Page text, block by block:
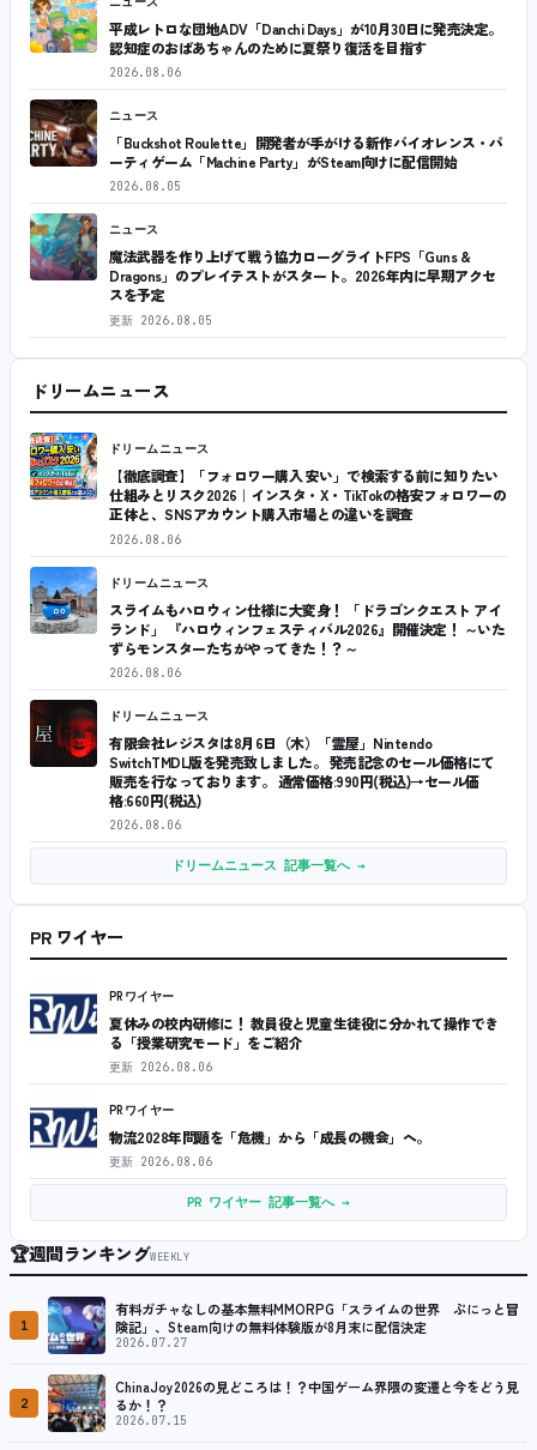
平成レトロな団地ADV「Danchi Days」が10月30日に発売決定。
認知症のおばあちゃんのために夏祭り復活を目指す
2026.08.06
ニュース
「Buckshot Roulette」開発者が手がける新作バイオレンス・パ
ーティゲーム「Machine Party」がSteam向けに配信開始
2026.08.05
ニュース
魔法武器を作り上げて戦う協力ローグライトFPS「Guns &
Dragons」のプレイテストがスタート。2026年内に早期アクセ
スを予定
更新 2026.08.05
ドリームニュース
ドリームニュース
【徹底調査】「フォロワー購入 安い」で検索する前に知りたい
仕組みとリスク2026｜インスタ・X・TikTokの格安フォロワーの
正体と、SNSアカウント購入市場との違いを調査
2026.08.06
ドリームニュース
スライムもハロウィン仕様に大変身！ 「ドラゴンクエスト アイ
ランド」 『ハロウィンフェスティバル2026』開催決定！ ～いた
ずらモンスターたちがやってきた！？～
2026.08.06
ドリームニュース
有限会社レジスタは8月6日（木）「霊屋」Nintendo
SwitchTMDL版を発売致しました。 発売記念のセール価格にて
販売を行なっております。 通常価格:990円(税込)→セール価
格:660円(税込)
2026.08.06
ドリームニュース 記事一覧へ →
PR ワイヤー
PRワイヤー
夏休みの校内研修に！ 教員役と児童生徒役に分かれて操作でき
る「授業研究モード」をご紹介
更新 2026.08.06
PRワイヤー
物流2028年問題を「危機」から「成長の機会」へ。
更新 2026.08.06
PR ワイヤー 記事一覧へ →
🏆週間ランキングWEEKLY
1
有料ガチャなしの基本無料MMORPG「スライムの世界 ぷにっと冒
険記」、Steam向けの無料体験版が8月末に配信決定
2026.07.27
2
ChinaJoy2026の見どころは！？中国ゲーム界隈の変遷と今をどう見
るか！？
2026.07.15